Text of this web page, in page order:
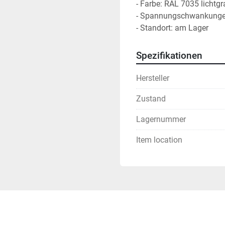
- Farbe: RAL 7035
-
- Standort: am Lager
Spezifikationen
Hersteller
Zustand
Lagernummer
Item location